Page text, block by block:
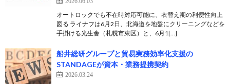
オートロックでも不在時対応可能に、衣替え期の利便性向上
図る ライナフは6月2日、北海道を地盤にクリーニングなどを
手掛ける光生舎（札幌市東区）と、6月1[…]
船井総研グループと貿易実務効率化支援の
STANDAGEが資本・業務提携契約
2026.03.24